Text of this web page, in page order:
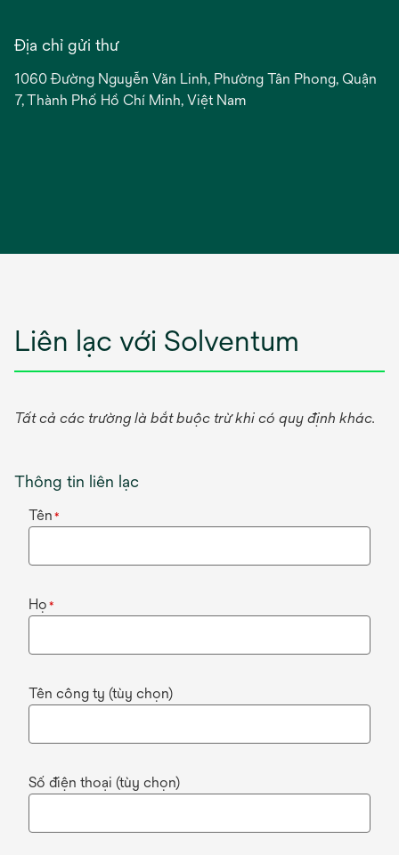
Địa chỉ gửi thư
1060 Đường Nguyễn Văn Linh, Phường Tân Phong, Quận
7, Thành Phố Hồ Chí Minh, Việt Nam
Liên lạc với Solventum
Tất cả các trường là bắt buộc trừ khi có quy định khác.
Thông tin liên lạc
Tên *
Họ *
Tên công ty (tùy chọn)
Số điện thoại (tùy chọn)